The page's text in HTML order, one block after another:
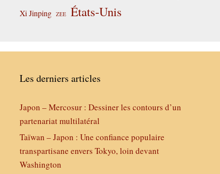
Xi Jinping ZEE États-Unis
Les derniers articles
Japon – Mercosur : Dessiner les contours d’un
partenariat multilatéral
Taïwan – Japon : Une confiance populaire
transpartisane envers Tokyo, loin devant
Washington